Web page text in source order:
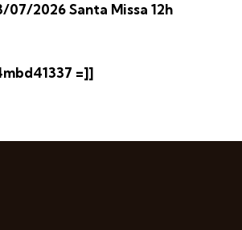
07/2026 Santa Missa 12h
=]]